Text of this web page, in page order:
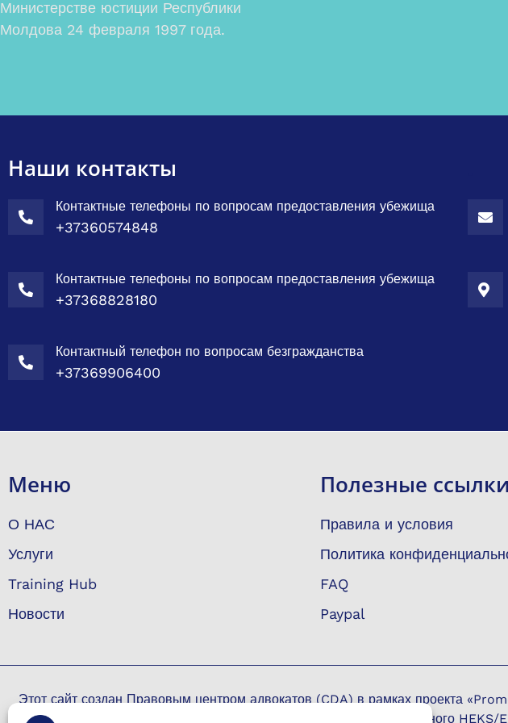
Министерстве юстиции Республики
Молдова 24 февраля 1997 года.
Наши контакты
Контактные телефоны по вопросам предоставления убежища
+37360574848
Контактные телефоны по вопросам предоставления убежища
+37368828180
Контактный телефон по вопросам безгражданства
+37369906400
Меню
О НАС
Услуги
Training Hub
Новости
Полезные ссылки
Правила и условия
Политика
FAQ
Paypal
Этот сайт создан Правовым центром адвокатов (CDA) в рамках проекта
among the victims of the armed conflict from Ukraine», внедренного HEKS/